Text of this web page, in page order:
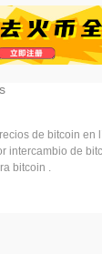
de bitcoin
intercambio de
bitcoin .